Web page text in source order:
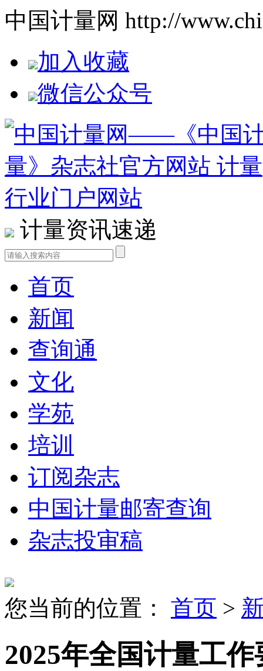
中国计量网 http://
加入收藏
微信公众号
计量资讯速递
首页
新闻
查询通
文化
学苑
培训
订阅杂志
中国计量邮寄查询
杂志投审稿
您当前的位置： 首页 >
2025年全国计量工作